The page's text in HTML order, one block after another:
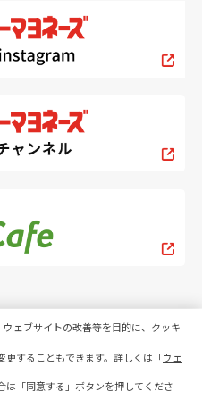
スマートフォン
ェブサイトの改善等を目的に、クッキ
更することもできます。詳しくは「ウェ
は「同意する」ボタンを押してくださ